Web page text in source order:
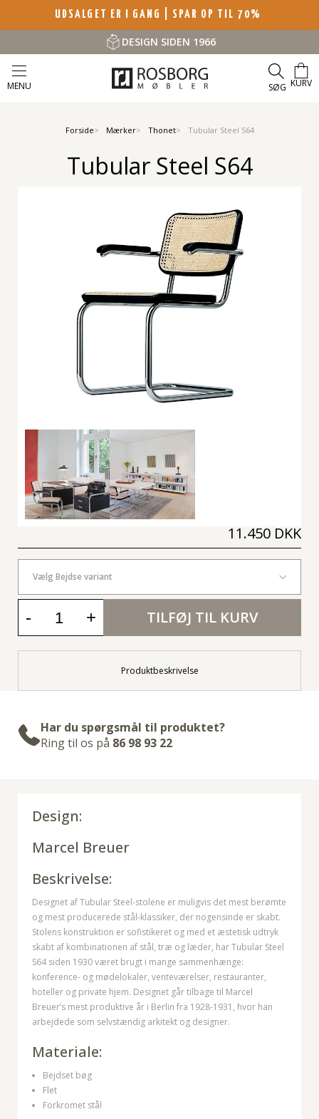
UDSALGET ER I GANG | SPAR OP TIL 70%
DESIGN SIDEN 1966
MENU SØG KURV
Forside Mærker Thonet Tubular Steel S64
Tubular Steel S64
11.450 DKK
Vælg Bejdse variant
- + TILFØJ TIL KURV
Produktbeskrivelse
Har du spørgsmål til produktet?
Ring til os på 86 98 93 22
Design:
Marcel Breuer
Beskrivelse:
Designet af Tubular Steel-stolene er muligvis det mest berømte
og mest producerede stål-klassiker, der nogensinde er skabt.
Stolens konstruktion er sofistikeret og med et æstetisk udtryk
skabt af kombinationen af stål, træ og læder, har Tubular Steel
S64 siden 1930 været brugt i mange sammenhænge:
konference- og mødelokaler, venteværelser, restauranter,
hoteller og private hjem. Designet går tilbage til Marcel
Breuer’s mest produktive år i Berlin fra 1928-1931, hvor han
arbejdede som selvstændig arkitekt og designer.
Materiale:
Bejdset bøg
Flet
Forkromet stål